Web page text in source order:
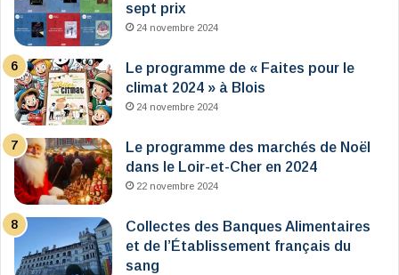
sept prix
24 novembre 2024
Le programme de « Faites pour le
climat 2024 » à Blois
24 novembre 2024
Le programme des marchés de Noël
dans le Loir-et-Cher en 2024
22 novembre 2024
Collectes des Banques Alimentaires
et de l’Établissement français du
sang